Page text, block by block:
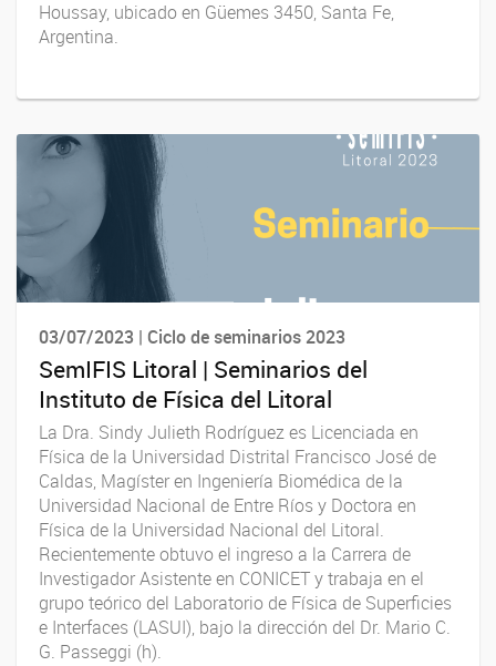
Houssay, ubicado en Güemes 3450, Santa Fe,
Argentina.
03/07/2023 | Ciclo de seminarios 2023
SemIFIS Litoral | Seminarios del
Instituto de Física del Litoral
La Dra. Sindy Julieth Rodríguez es Licenciada en
Física de la Universidad Distrital Francisco José de
Caldas, Magíster en Ingeniería Biomédica de la
Universidad Nacional de Entre Ríos y Doctora en
Física de la Universidad Nacional del Litoral.
Recientemente obtuvo el ingreso a la Carrera de
Investigador Asistente en CONICET y trabaja en el
grupo teórico del Laboratorio de Física de Superficies
e Interfaces (LASUI), bajo la dirección del Dr. Mario C.
G. Passeggi (h).